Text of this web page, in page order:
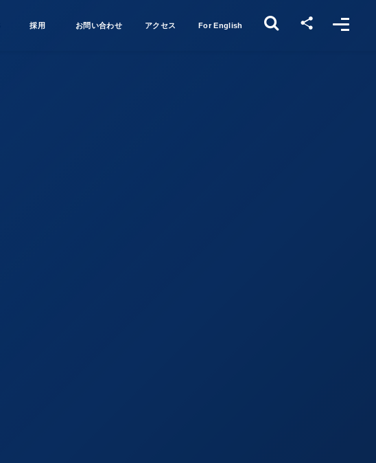
採用 お問い合わせ アクセス For English